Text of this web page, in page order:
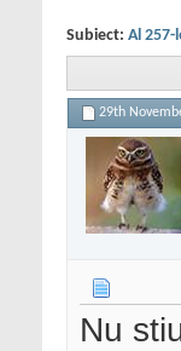
Subiect: Al
29th
Nu